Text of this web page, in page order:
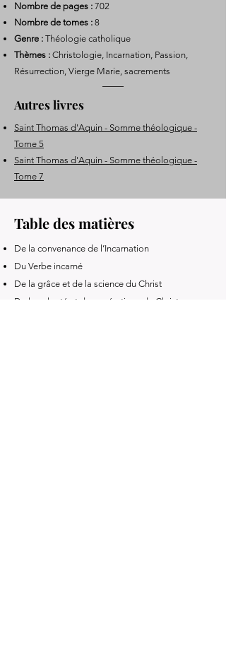
Nombre de pages : 702
Nombre de tomes : 8
Genre : Théologie catholique
Thèmes : Christologie, Incarnation, Passion,
Résurrection, Vierge Marie, sacrements
Autres livres
Saint Thomas d'Aquin - Somme théologique -
Tome 5
Saint Thomas d'Aquin - Somme théologique -
Tome 7
Table des matières
De la convenance de l’Incarnation
Du Verbe incarné
De la grâce et de la science du Christ
De la volonté et des opérations du Christ